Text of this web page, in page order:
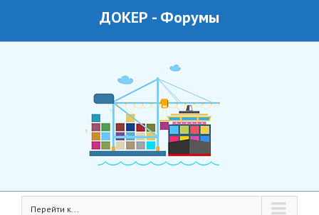
ДОКЕР - Форумы
Перейти к...